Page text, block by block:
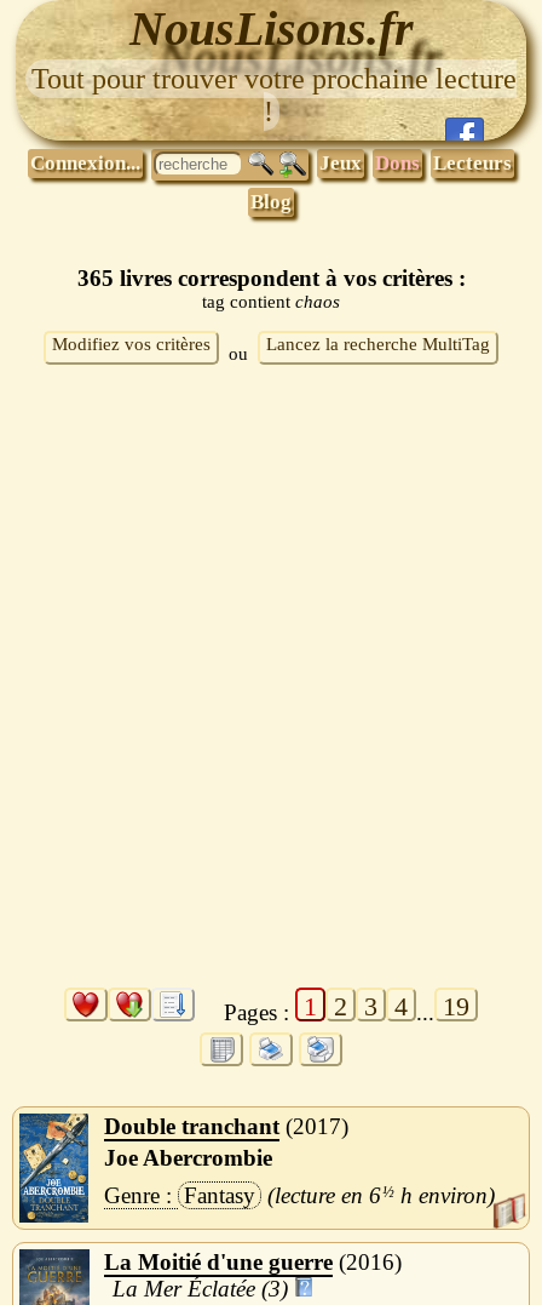
NousLisons.fr
Tout pour trouver votre prochaine lecture
!
Connexion... Jeux Dons Lecteurs
Blog
365 livres correspondent à vos critères :
tag contient chaos
Modifiez vos critères ou Lancez la recherche MultiTag
Pages : 1 2 3 4 ... 19
Double tranchant 2017
Joe Abercrombie
Fantasy
6½ h
La Moitié d'une guerre 2016
La Mer Éclatée (3)